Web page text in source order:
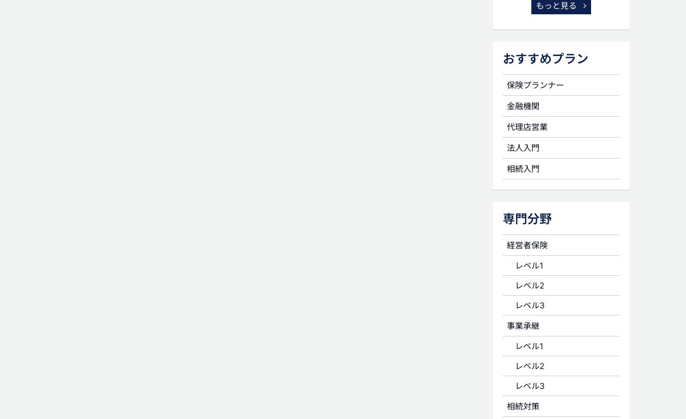
もっと見る
おすすめプラン
保険プランナー
金融機関
代理店営業
法人入門
相続入門
専門分野
経営者保険
レベル1
レベル2
レベル3
事業承継
レベル1
レベル2
レベル3
相続対策